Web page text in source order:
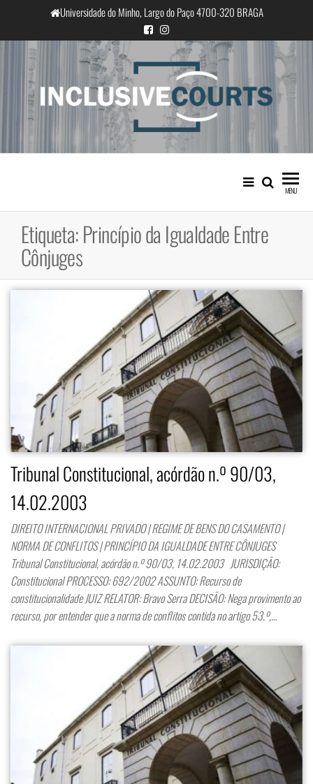
o
conteúdo
Universidade do Minho, Largo do Paço 4700-320 BRAGA
InclusiveCourts
Igualdade e diferença cultural na
prática judicial portuguesa
MENU
Etiqueta:Princípio da Igualdade Entre
Cônjuges
Tribunal Constitucional, acórdão n.º 90/03,
14.02.2003
DIREITO INTERNACIONAL PRIVADO | REGIME DE BENS DO CASAMENTO |
NORMA DE CONFLITOS | PRINCÍPIO DA IGUALDADE ENTRE CÔNJUGES
Tribunal Constitucional, acórdão n.º 90/03, 14.02.2003 JURISDIÇÃO:
Constitucional PROCESSO: 692/2002 ASSUNTO: Recurso de
constitucionalidade JUIZ RELATOR: Bravo Serra DECISÃO: Nega provimento ao
recurso, por entender que a norma de conflitos contida no artigo 53.º,…